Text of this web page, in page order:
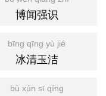
博闻强识
bīng qīng yù jié
冰清玉洁
bù xún sī qíng